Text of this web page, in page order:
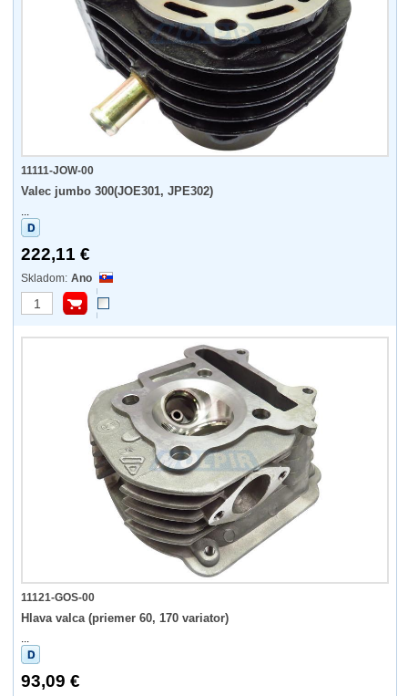
11111-JOW-00
Valec jumbo 300(JOE301, JPE302)
...
222,11 €
Ano
11121-GOS-00
Hlava valca (priemer 60, 170 variator)
...
93,09 €